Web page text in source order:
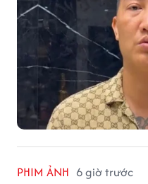
PHIM ẢNH 6 giờ trước